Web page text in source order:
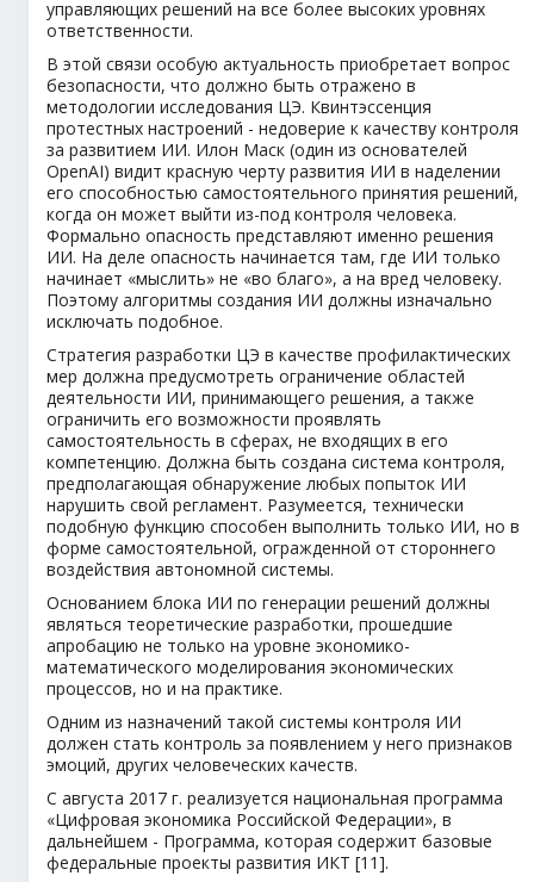
управляющих решений на все более высоких уровнях
ответственности.
В этой связи особую актуальность приобретает вопрос
безопасности, что должно быть отражено в
методологии исследования ЦЭ. Квинтэссенция
протестных настроений - недоверие к качеству контроля
за развитием ИИ. Илон Маск (один из основателей
OpenAI) видит красную черту развития ИИ в наделении
его способностью самостоятельного принятия решений,
когда он может выйти из-под контроля человека.
Формально опасность представляют именно решения
ИИ. На деле опасность начинается там, где ИИ только
начинает «мыслить» не «во благо», а на вред человеку.
Поэтому алгоритмы создания ИИ должны изначально
исключать подобное.
Стратегия разработки ЦЭ в качестве профилактических
мер должна предусмотреть ограничение областей
деятельности ИИ, принимающего решения, а также
ограничить его возможности проявлять
самостоятельность в сферах, не входящих в его
компетенцию. Должна быть создана система контроля,
предполагающая обнаружение любых попыток ИИ
нарушить свой регламент. Разумеется, технически
подобную функцию способен выполнить только ИИ, но в
форме самостоятельной, огражденной от стороннего
воздействия автономной системы.
Основанием блока ИИ по генерации решений должны
являться теоретические разработки, прошедшие
апробацию не только на уровне экономико-
математического моделирования экономических
процессов, но и на практике.
Одним из назначений такой системы контроля ИИ
должен стать контроль за появлением у него признаков
эмоций, других человеческих качеств.
С августа 2017 г. реализуется национальная программа
«Цифровая экономика Российской Федерации», в
дальнейшем - Программа, которая содержит базовые
федеральные проекты развития ИКТ [11].